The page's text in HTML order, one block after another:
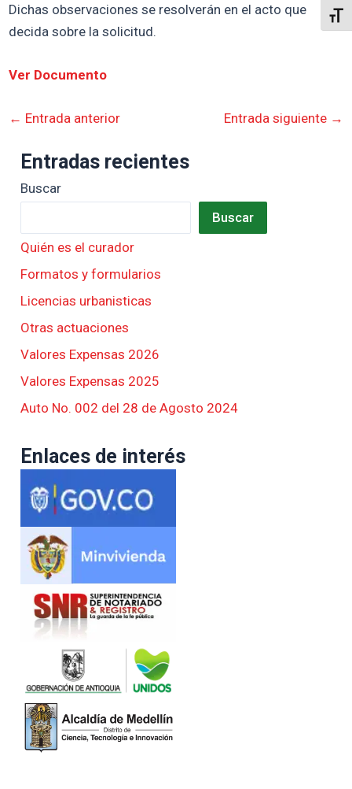
Dichas observaciones se resolverán en el acto que
decida sobre la solicitud.
Ver Documento
← Entrada anterior Entrada siguiente →
Entradas recientes
Buscar
Buscar
Quién es el curador
Formatos y formularios
Licencias urbanisticas
Otras actuaciones
Valores Expensas 2026
Valores Expensas 2025
Auto No. 002 del 28 de Agosto 2024
Enlaces de interés